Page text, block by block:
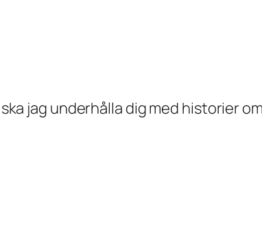
jag underhålla dig med historier